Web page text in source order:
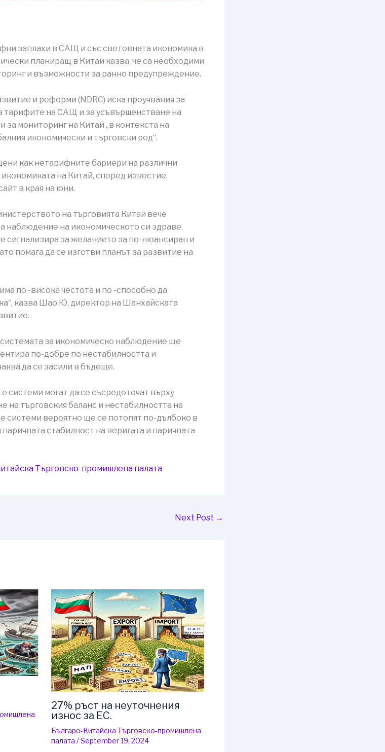
заплахи в САЩ и със световната икономика в
планиращ в Китай казва, че са необходими
и възможности за ранно предупреждение.
и реформи (NDRC) иска проучвания за
тарифите на САЩ и за усъвършенстване на
мониторинг на Китай „в контекста на
икономически и търговски ред“.
как нетарифните бариери на различни
на Китай, според известие,
в края на юни.
на търговията Китай вече
наблюдение на икономическото си здраве.
сигнализира за желанието за по-нюансиран и
помага да се изготви планът за развитие на
по -висока честота и по -способно да
казва Шао Ю, директор на Шанхайската
за икономическо наблюдение ще
по-добре по нестабилността и
да се засили в бъдеще.
системи могат да се съсредоточат върху
на търговския баланс и нестабилността на
системи вероятно ще се потопят по-дълбоко в
стабилност на веригата и паричната
Търговско-промишлена палaта
Next Post →
27% ръст на неуточнения
износ за ЕС.
Българо-Китайска Търговско-промишлена
палaта /September 19, 2024